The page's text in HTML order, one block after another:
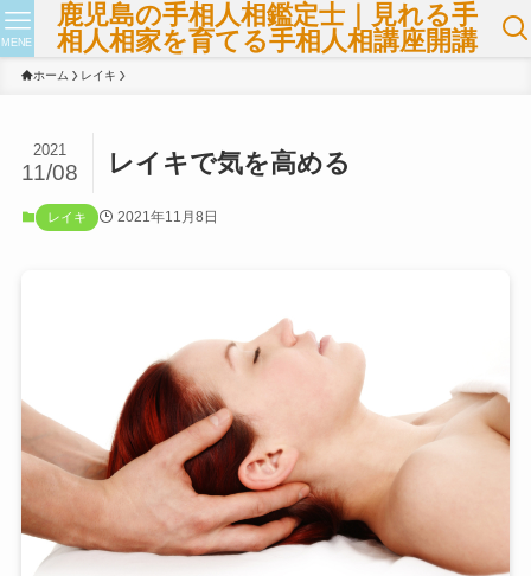
鹿児島の手相人相鑑定士｜見れる手
相人相家を育てる手相人相講座開講
MENE
ホーム レイキ
レイキで気を高める
2021
11/08
レイキ 2021年11月8日